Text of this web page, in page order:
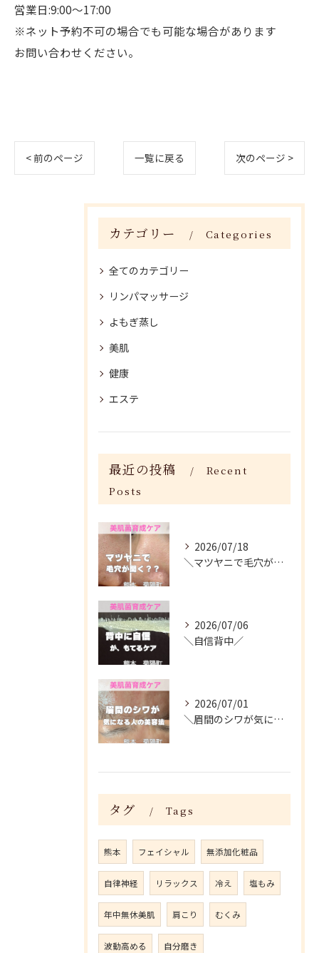
営業日:9:00〜17:00
※ネット予約不可の場合でも可能な場合があります
お問い合わせください。
< 前のページ 一覧に戻る 次のページ >
カテゴリー Categories
全てのカテゴリー
リンパマッサージ
よもぎ蒸し
美肌
健康
エステ
最近の投稿
Recent
Posts
2026/07/18
＼マツヤニで毛穴が開く？／
2026/07/06
＼自信背中／
2026/07/01
＼眉間のシワが気になる人がやってる美容法／
タグ Tags
熊本 フェイシャル 無添加化粧品
自律神経 リラックス 冷え 塩もみ
年中無休美肌 肩こり むくみ
波動高める 自分磨き